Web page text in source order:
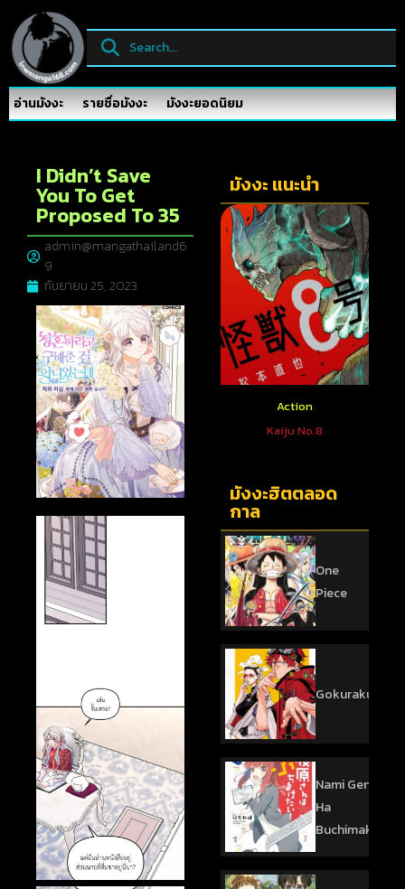
อ่านมังงะ รายชื่อมังงะ มังงะยอดนิยม
I Didn’t Save
You To Get
Proposed To 35
admin@mangathailand6
9
กันยายน 25, 2023
มังงะ แนะนำ
Action
One Punch Man
Action
Kaiju No.8
มังงะฮิตตลอด
กาล
One
Piece
Gokurakugai
Nami Gensan
Ha
Buchimaketai!